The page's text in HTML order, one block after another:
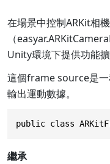
在場景中控制ARKit相
（
Unity環境下提供功能擴
這個frame source是
輸出運動數據。
public class
繼承